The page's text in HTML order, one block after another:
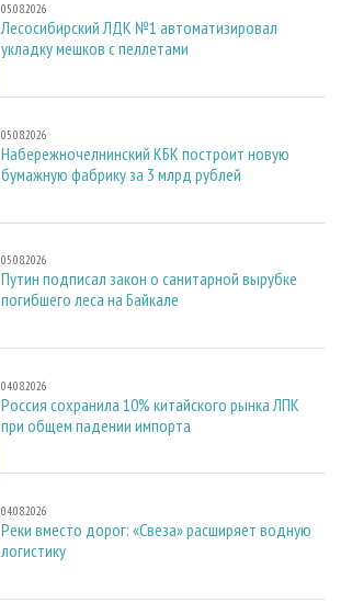
05.08.2026
Лесосибирский ЛДК №1 автоматизировал
укладку мешков с пеллетами
05.08.2026
Набережночелнинский КБК построит новую
бумажную фабрику за 3 млрд рублей
05.08.2026
Путин подписал закон о санитарной вырубке
погибшего леса на Байкале
04.08.2026
Россия сохранила 10% китайского рынка ЛПК
при общем падении импорта
04.08.2026
Реки вместо дорог: «Свеза» расширяет водную
логистику